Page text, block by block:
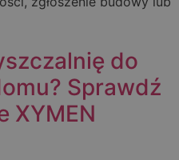
do
Sprawdź
XYMEN